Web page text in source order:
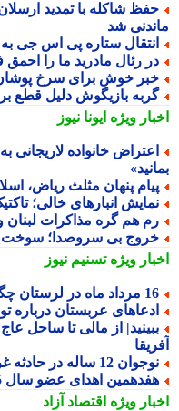
شاکله با تمدید ارسلان
شد
ستاره پی اس جی به
رئال مادرید ما را احمق
خوش برای سرخ پوشان
بازیگوش دلیل قطع برق
ویژهایونا نیوز
خانواده لاریجانی به
پنهان مثلث ریاض، اسلام
انبارهای خالی؛ تاکتیک
هم گره مذاکرات لبنان و
بی سروصدا؛ سوخت
ویژهتسنیم نیوز
در لرستان چگونه گذشت؟
عربستان درباره
از مالی تا ساحل عاج
12 ساله در حادثه غرق شدگی در میبد جان باخت
اهدای عضو سال 1405 در یزد به ثبت رسید
ویژهاقتصاد آزاد